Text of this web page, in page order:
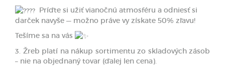
Príďte si užiť vianočnú atmosféru a odniesť si
darček navyše — možno práve vy získate 50% zľavu!
Tešíme sa na vás
3. Žreb platí na nákup sortimentu zo skladových zásob
– nie na objednaný tovar (ďalej len cena).